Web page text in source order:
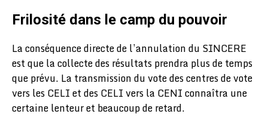
Frilosité dans le camp du pouvoir
La conséquence directe de l’annulation du SINCERE
est que la collecte des résultats prendra plus de temps
que prévu. La transmission du vote des centres de vote
vers les CELI et des CELI vers la CENI connaîtra une
certaine lenteur et beaucoup de retard.